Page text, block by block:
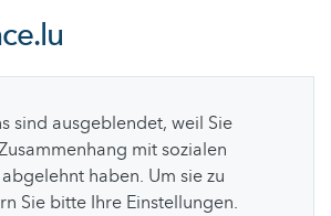
sind ausgeblendet, weil Sie
mit sozialen
haben. Um sie zu
Sie bitte Ihre Einstellungen.